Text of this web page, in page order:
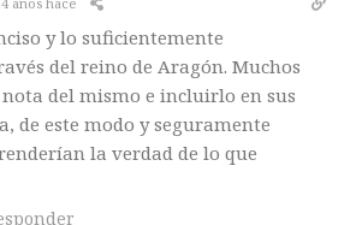
y lo suficientemente
del reino de Aragón. Muchos
del mismo e incluirlo en sus
de este modo y seguramente
la verdad de lo que